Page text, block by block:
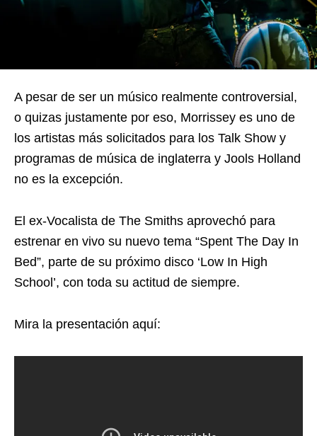
A pesar de ser un músico realmente controversial,
o quizas justamente por eso, Morrissey es uno de
los artistas más solicitados para los Talk Show y
programas de música de inglaterra y Jools Holland
no es la excepción.
El ex-Vocalista de The Smiths aprovechó para
estrenar en vivo su nuevo tema “Spent The Day In
Bed”, parte de su próximo disco ‘Low In High
School’, con toda su actitud de siempre.
Mira la presentación aquí: